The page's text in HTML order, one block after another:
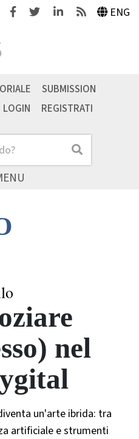
FacebookTwitterLinkedinFeeds ENG
Cerca
SUBMISSION
LOGIN REGISTRATI
nel
un'arte ibrida: tra
artificiale e strumenti